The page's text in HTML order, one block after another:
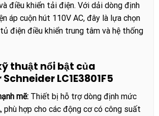
điều khiển tải điện. Với dải dòng định
áp cuộn hút 110V AC, đây là lựa chọn
điện điều khiển trung tâm và hệ thống
thuật nổi bật của
LC1E3801F5
mẽ:Thiết bị hỗ trợ dòng định mức
phù hợp cho các động cơ có công suất